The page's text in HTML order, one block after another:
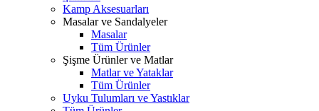
Kamp Aksesuarları
Masalar ve Sandalyeler
Masalar
Tüm Ürünler
Şişme Ürünler ve Matlar
Matlar ve Yataklar
Tüm Ürünler
Uyku Tulumları ve Yastıklar